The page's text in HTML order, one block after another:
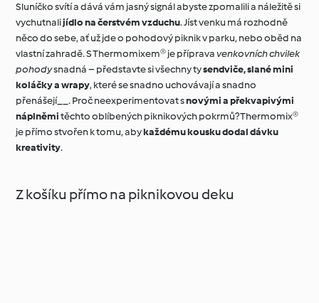
Sluníčko svítí a dává vám jasný signál abyste zpomalili a náležitě si
vychutnalijídlo na čerstvém vzduchu. Jíst venku má rozhodně
něco do sebe, ať už jde o pohodový piknik v parku, nebo oběd na
vlastní zahradě. S Thermomixem® je přípravavenkovních chvilek
pohodysnadná – představte si všechny tysendviče, slané mini
koláčky a wrapy, které se snadno uchovávají a snadno
přenášejí__. Proč neexperimentovat snovými a překvapivými
náplněmitěchto oblíbených piknikových pokrmů? Thermomix®
je přímo stvořen k tomu, abykaždému kousku dodal dávku
kreativity.
Z košíku přímo na piknikovou deku